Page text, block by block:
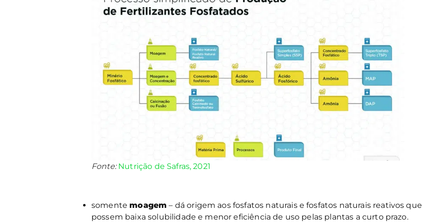
Fonte:Nutrição de Safras, 2021
somente moagem – dá origem aos fosfatos naturais e fosfatos naturais reativos que
possem baixa solubilidade e menor eficiência de uso pelas plantas a curto prazo.